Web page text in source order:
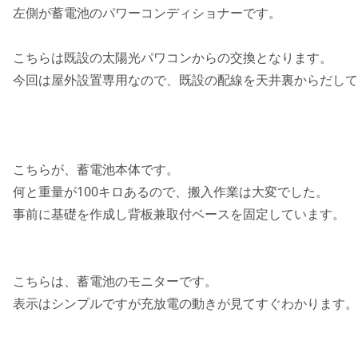
左側が蓄電池のパワーコンディショナーです。
こちらは既設の太陽光パワコンからの交換となります。
今回は屋外設置専用なので、既設の配線を天井裏からだし
こちらが、蓄電池本体です。
何と重量が100キロあるので、搬入作業は大変でした。
事前に基礎を作成し背板兼取付ベースを固定しています。
こちらは、蓄電池のモニターです。
表示はシンプルですが充放電の動きが見てすぐわかります。